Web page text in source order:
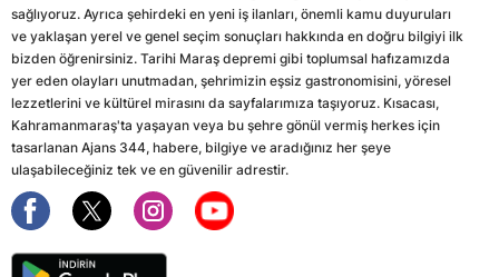
sağlıyoruz. Ayrıca şehirdeki en yeni iş ilanları, önemli kamu duyuruları
ve yaklaşan yerel ve genel seçim sonuçları hakkında en doğru bilgiyi ilk
bizden öğrenirsiniz. Tarihi Maraş depremi gibi toplumsal hafızamızda
yer eden olayları unutmadan, şehrimizin eşsiz gastronomisini, yöresel
lezzetlerini ve kültürel mirasını da sayfalarımıza taşıyoruz. Kısacası,
Kahramanmaraş'ta yaşayan veya bu şehre gönül vermiş herkes için
tasarlanan Ajans 344, habere, bilgiye ve aradığınız her şeye
ulaşabileceğiniz tek ve en güvenilir adrestir.